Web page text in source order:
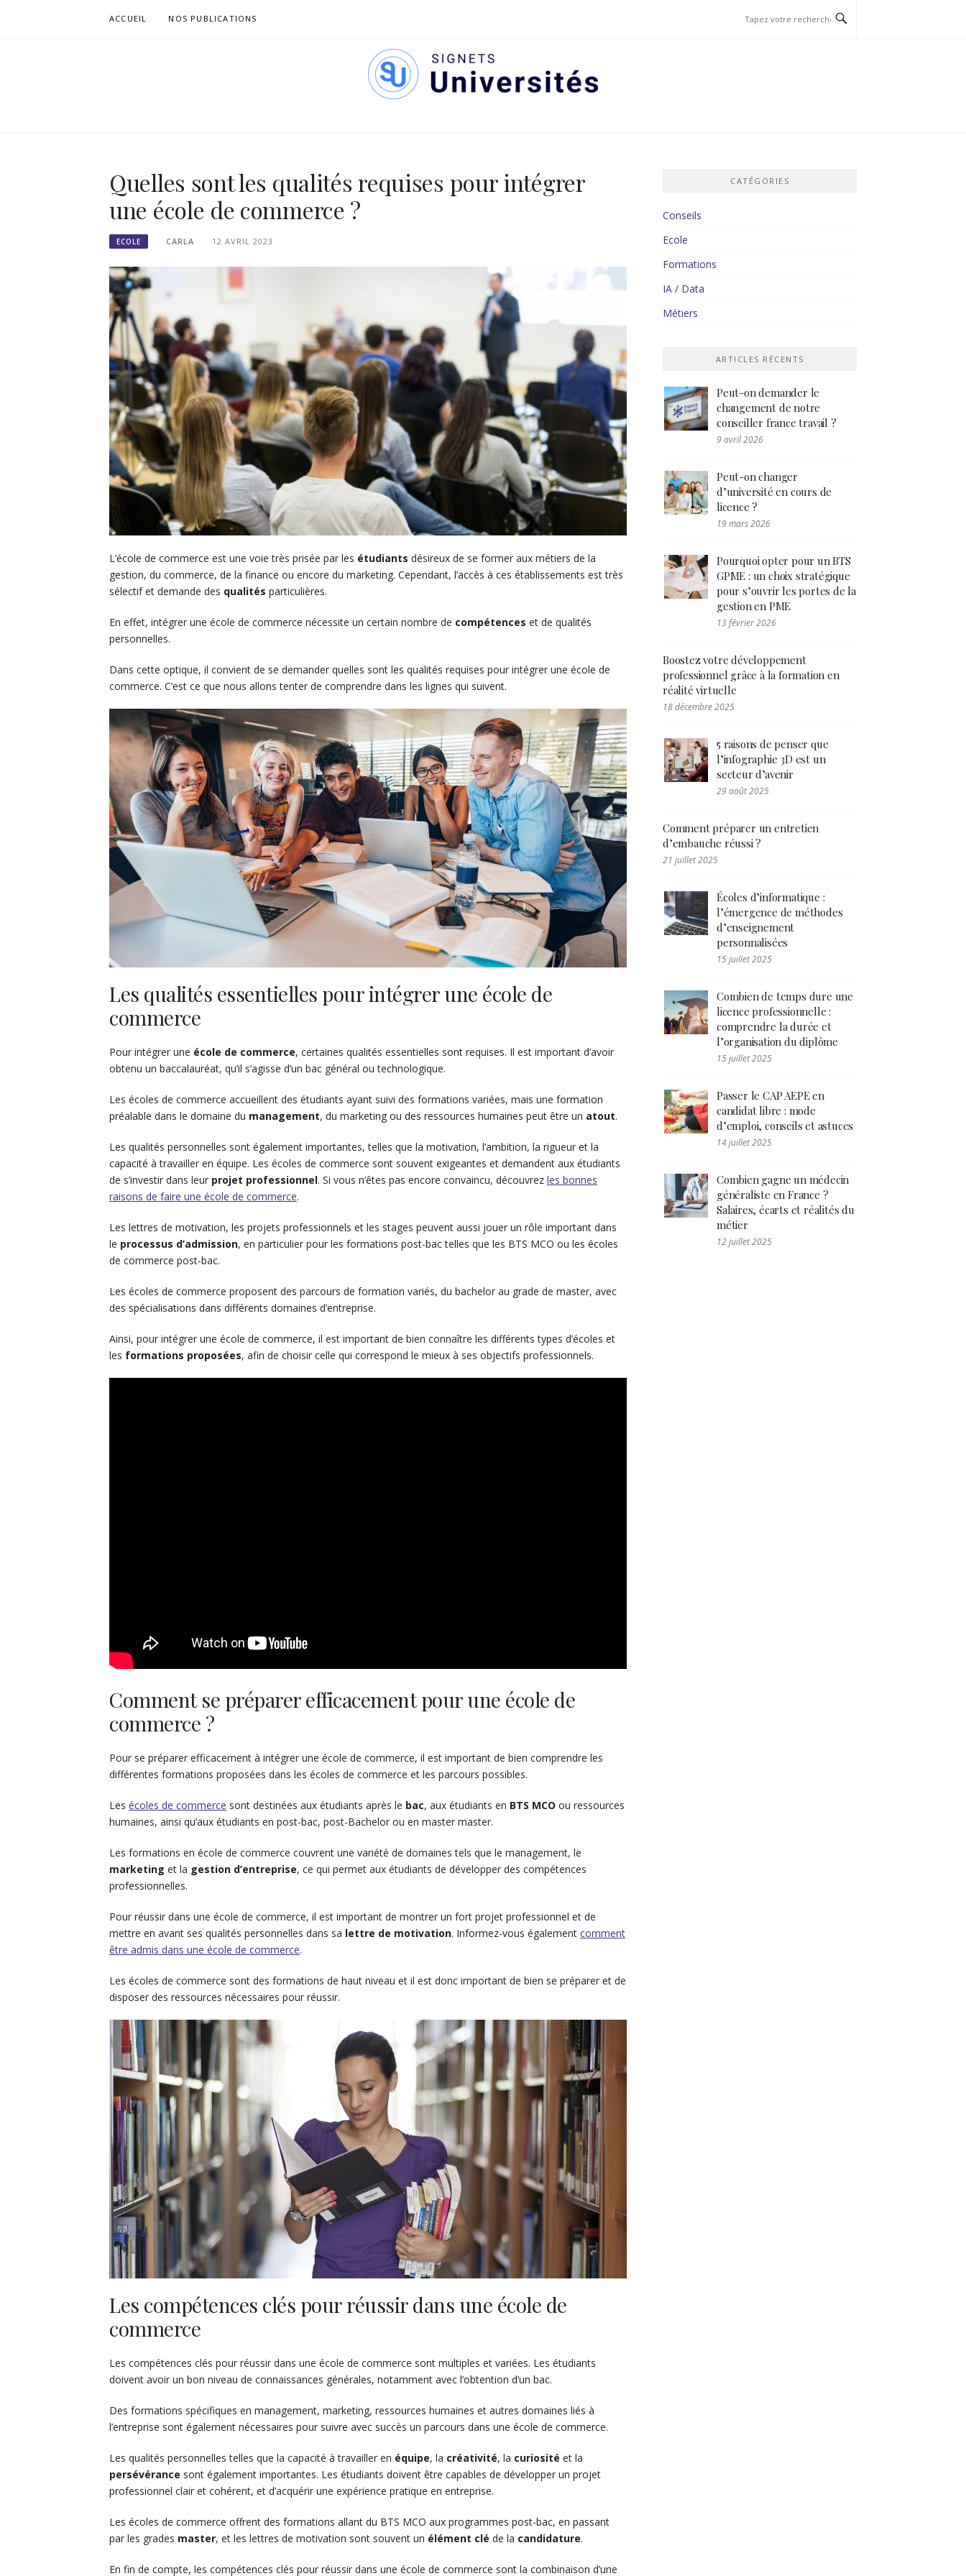
ACCUEIL NOS PUBLICATIONS
Quelles sont les qualités requises pour intégrer
une école de commerce ?
ECOLE CARLA 12 AVRIL 2023
L’école de commerce est une voie très prisée par les étudiants désireux de se former aux métiers de la
gestion, du commerce, de la finance ou encore du marketing. Cependant, l’accès à ces établissements est très
sélectif et demande des qualités particulières.
En effet, intégrer une école de commerce nécessite un certain nombre de compétences et de qualités
personnelles.
Dans cette optique, il convient de se demander quelles sont les qualités requises pour intégrer une école de
commerce. C’est ce que nous allons tenter de comprendre dans les lignes qui suivent.
Les qualités essentielles pour intégrer une école de
commerce
Pour intégrer une école de commerce, certaines qualités essentielles sont requises. Il est important d’avoir
obtenu un baccalauréat, qu’il s’agisse d’un bac général ou technologique.
Les écoles de commerce accueillent des étudiants ayant suivi des formations variées, mais une formation
préalable dans le domaine du management, du marketing ou des ressources humaines peut être un atout.
Les qualités personnelles sont également importantes, telles que la motivation, l’ambition, la rigueur et la
capacité à travailler en équipe. Les écoles de commerce sont souvent exigeantes et demandent aux étudiants
de s’investir dans leur projet professionnel. Si vous n’êtes pas encore convaincu, découvrez les bonnes
raisons de faire une école de commerce.
Les lettres de motivation, les projets professionnels et les stages peuvent aussi jouer un rôle important dans
le processus d’admission, en particulier pour les formations post-bac telles que les BTS MCO ou les écoles
de commerce post-bac.
Les écoles de commerce proposent des parcours de formation variés, du bachelor au grade de master, avec
des spécialisations dans différents domaines d’entreprise.
Ainsi, pour intégrer une école de commerce, il est important de bien connaître les différents types d’écoles et
les formations proposées, afin de choisir celle qui correspond le mieux à ses objectifs professionnels.
Comment se préparer efficacement pour une école de
commerce ?
Pour se préparer efficacement à intégrer une école de commerce, il est important de bien comprendre les
différentes formations proposées dans les écoles de commerce et les parcours possibles.
Les écoles de commerce sont destinées aux étudiants après le bac, aux étudiants en BTS MCO ou ressources
humaines, ainsi qu’aux étudiants en post-bac, post-Bachelor ou en master master.
Les formations en école de commerce couvrent une variété de domaines tels que le management, le
marketing et la gestion d’entreprise, ce qui permet aux étudiants de développer des compétences
professionnelles.
Pour réussir dans une école de commerce, il est important de montrer un fort projet professionnel et de
mettre en avant ses qualités personnelles dans sa lettre de motivation. Informez-vous également comment
être admis dans une école de commerce.
Les écoles de commerce sont des formations de haut niveau et il est donc important de bien se préparer et de
disposer des ressources nécessaires pour réussir.
Les compétences clés pour réussir dans une école de
commerce
Les compétences clés pour réussir dans une école de commerce sont multiples et variées. Les étudiants
doivent avoir un bon niveau de connaissances générales, notamment avec l’obtention d’un bac.
Des formations spécifiques en management, marketing, ressources humaines et autres domaines liés à
l’entreprise sont également nécessaires pour suivre avec succès un parcours dans une école de commerce.
Les qualités personnelles telles que la capacité à travailler en équipe, la créativité, la curiosité et la
persévérance sont également importantes. Les étudiants doivent être capables de développer un projet
professionnel clair et cohérent, et d’acquérir une expérience pratique en entreprise.
Les écoles de commerce offrent des formations allant du BTS MCO aux programmes post-bac, en passant
par les grades master, et les lettres de motivation sont souvent un élément clé de la candidature.
En fin de compte, les compétences clés pour réussir dans une école de commerce sont la combinaison d’une
CATÉGORIES
Conseils
Ecole
Formations
IA / Data
Métiers
ARTICLES RÉCENTS
Peut-on demander le
changement de notre
conseiller france travail ?
9 avril 2026
Peut-on changer
d’université en cours de
licence ?
19 mars 2026
Pourquoi opter pour un BTS
GPME : un choix stratégique
pour s’ouvrir les portes de la
gestion en PME
13 février 2026
Boostez votre développement
professionnel grâce à la formation en
réalité virtuelle
18 décembre 2025
5 raisons de penser que
l’infographie 3D est un
secteur d’avenir
29 août 2025
Comment préparer un entretien
d’embauche réussi ?
21 juillet 2025
Écoles d’informatique :
l’émergence de méthodes
d’enseignement
personnalisées
15 juillet 2025
Combien de temps dure une
licence professionnelle :
comprendre la durée et
l’organisation du diplôme
15 juillet 2025
Passer le CAP AEPE en
candidat libre : mode
d’emploi, conseils et astuces
14 juillet 2025
Combien gagne un médecin
généraliste en France ?
Salaires, écarts et réalités du
métier
12 juillet 2025